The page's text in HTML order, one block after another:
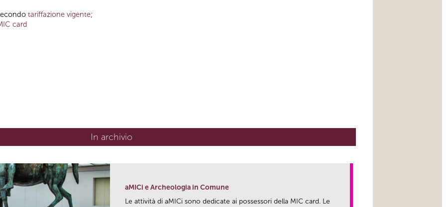
tariffazione vigente;
card
In archivio
aMICi e Archeologia in Comune
Le attività di aMICi sono dedicate ai possessori della MIC card. Le